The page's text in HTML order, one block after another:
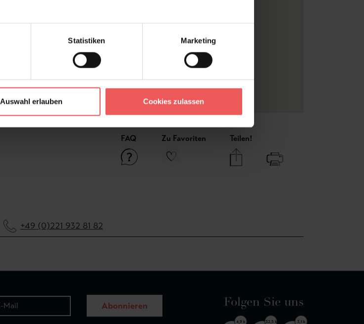
Statistiken Marketing
Auswahl erlauben Cookies zulassen
Farbton:
Grün, Rosa, Weiß
Kleber:
Vlieskleber
Konfektionierung:
Trägermaterial:
Vliestapeten
FAQ Zu Favoriten Teilen!
+49 (0)221 932 81 82
Abonnieren Folgen Sie uns
4,9 k 32,5 k 3,1 k